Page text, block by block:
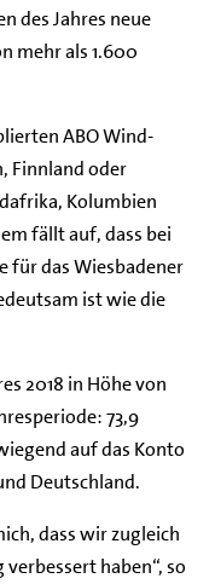
des Jahres neue
mehr als 1.600
ABO Wind-
Finnland oder
Kolumbien
fällt auf, dass bei
für das Wiesbadener
ist wie die
2018 in Höhe von
73,9
auf das Konto
Deutschland.
dass wir zugleich
haben“, so